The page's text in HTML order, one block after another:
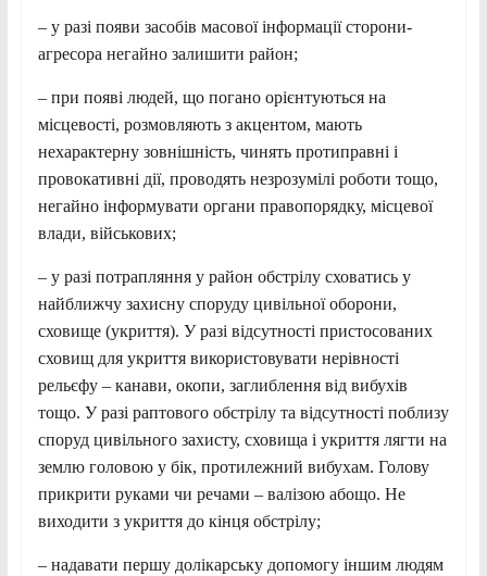
– у разі появи засобів масової інформації сторони-
агресора негайно залишити район;
– при появі людей, що погано орієнтуються на
місцевості, розмовляють з акцентом, мають
нехарактерну зовнішність, чинять протиправні і
провокативні дії, проводять незрозумілі роботи тощо,
негайно інформувати органи правопорядку, місцевої
влади, військових;
– у разі потрапляння у район обстрілу сховатись у
найближчу захисну споруду цивільної оборони,
сховище (укриття). У разі відсутності пристосованих
сховищ для укриття використовувати нерівності
рельєфу – канави, окопи, заглиблення від вибухів
тощо. У разі раптового обстрілу та відсутності поблизу
споруд цивільного захисту, сховища і укриття лягти на
землю головою у бік, протилежний вибухам. Голову
прикрити руками чи речами – валізою абощо. Не
виходити з укриття до кінця обстрілу;
– надавати першу долікарську допомогу іншим людям